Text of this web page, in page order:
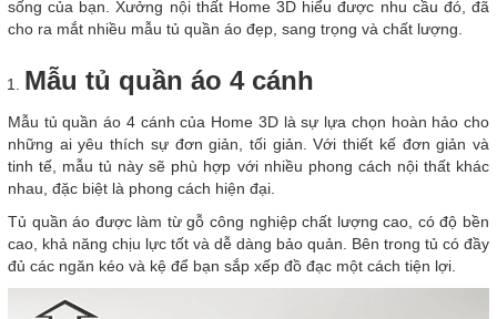
sống của bạn. Xưởng nội thất Home 3D hiểu được nhu cầu đó, đã
cho ra mắt nhiều mẫu tủ quần áo đẹp, sang trọng và chất lượng.
Mẫu tủ quần áo 4 cánh
Mẫu tủ quần áo 4 cánh của Home 3D là sự lựa chọn hoàn hảo cho
những ai yêu thích sự đơn giản, tối giản. Với thiết kế đơn giản và
tinh tế, mẫu tủ này sẽ phù hợp với nhiều phong cách nội thất khác
nhau, đặc biệt là phong cách hiện đại.
Tủ quần áo được làm từ gỗ công nghiệp chất lượng cao, có độ bền
cao, khả năng chịu lực tốt và dễ dàng bảo quản. Bên trong tủ có đầy
đủ các ngăn kéo và kệ để bạn sắp xếp đồ đạc một cách tiện lợi.